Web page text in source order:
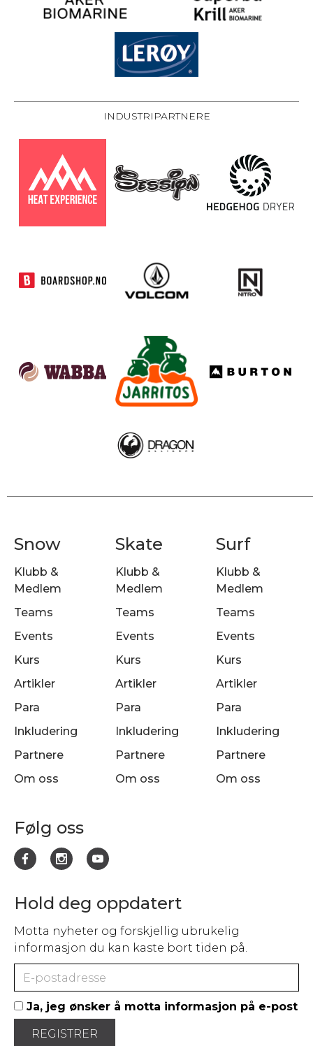
INDUSTRIPARTNERE
Snow
Klubb &
Medlem
Teams
Events
Kurs
Artikler
Para
Inkludering
Partnere
Om oss
Skate
Klubb &
Medlem
Teams
Events
Kurs
Artikler
Para
Inkludering
Partnere
Om oss
Surf
Klubb &
Medlem
Teams
Events
Kurs
Artikler
Para
Inkludering
Partnere
Om oss
Følg oss
Hold deg oppdatert
Motta nyheter og forskjellig ubrukelig
informasjon du kan kaste bort tiden på.
Ja, jeg ønsker å motta informasjon på e-post